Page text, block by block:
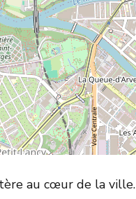
au cœur de la ville.